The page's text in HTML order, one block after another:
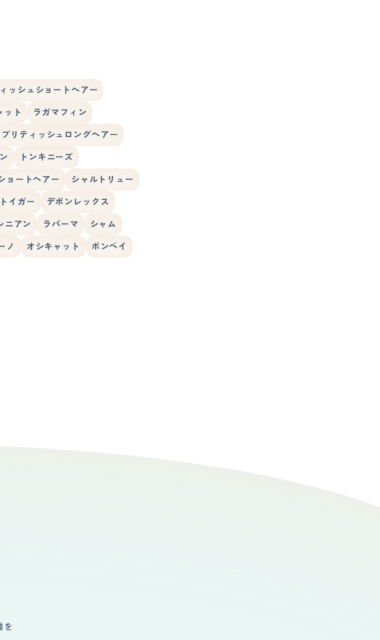
ッシュショートヘアー
ット ラガマフィン
ブリティッシュロングヘアー
トンキニーズ
ョートヘアー シャルトリュー
トイガー デボンレックス
ニアン ラパーマ シャム
ノ オシキャット ボンベイ
を